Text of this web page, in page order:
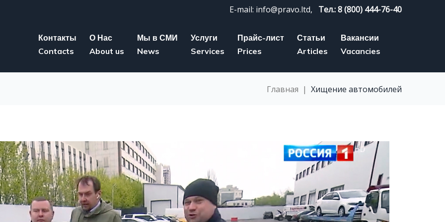
E-mail: info@pravo.ltd, Тел.: 8 (800) 444-76-40
Контакты
Contacts
О Нас
About us
Мы в СМИ
News
Услуги
Services
Прайс-лист
Prices
Статьи
Articles
Вакансии
Vacancies
Главная | Хищение автомобилей